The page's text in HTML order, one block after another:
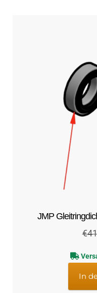
JMP
€
In